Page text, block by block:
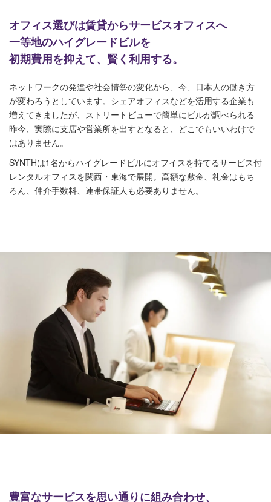
オフィス選びは賃貸からサービスオフィスへ
一等地のハイグレードビルを
初期費用を抑えて、賢く利用する。
ネットワークの発達や社会情勢の変化から、今、日本人の働き方
が変わろうとしています。シェアオフィスなどを活用する企業も
増えてきましたが、ストリートビューで簡単にビルが調べられる
昨今、実際に支店や営業所を出すとなると、どこでもいいわけで
はありません。
SYNTHは1名からハイグレードビルにオフイスを持てるサービス付
レンタルオフィスを関西・東海で展開。高額な敷金、礼金はもち
ろん、仲介手数料、連帯保証人も必要ありません。
豊富なサービスを思い通りに組み合わせ、